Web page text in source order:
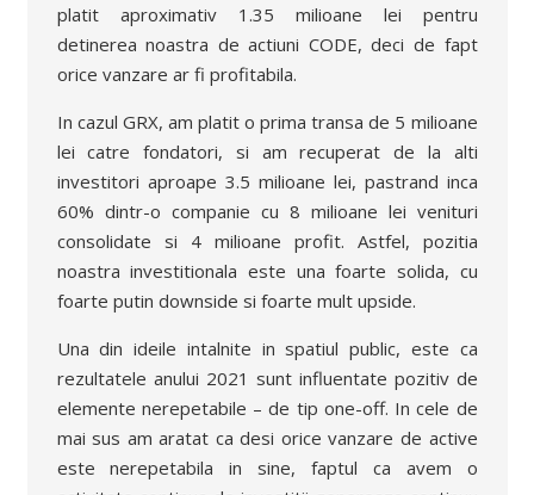
platit aproximativ 1.35 milioane lei pentru
detinerea noastra de actiuni CODE, deci de fapt
orice vanzare ar fi profitabila.
In cazul GRX, am platit o prima transa de 5 milioane
lei catre fondatori, si am recuperat de la alti
investitori aproape 3.5 milioane lei, pastrand inca
60% dintr-o companie cu 8 milioane lei venituri
consolidate si 4 milioane profit. Astfel, pozitia
noastra investitionala este una foarte solida, cu
foarte putin downside si foarte mult upside.
Una din ideile intalnite in spatiul public, este ca
rezultatele anului 2021 sunt influentate pozitiv de
elemente nerepetabile – de tip one-off. In cele de
mai sus am aratat ca desi orice vanzare de active
este nerepetabila in sine, faptul ca avem o